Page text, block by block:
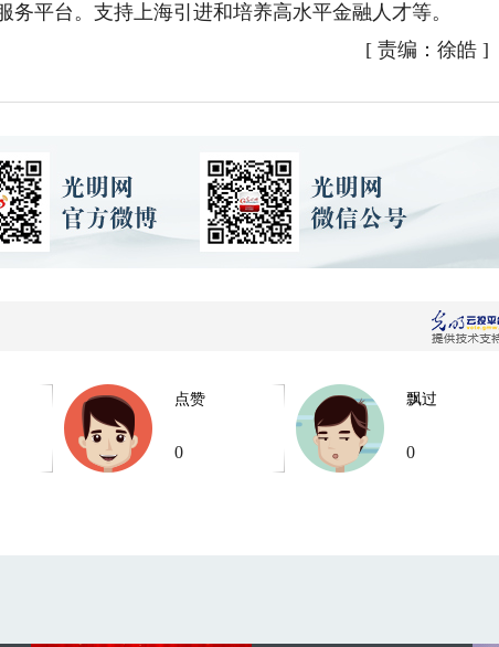
平台。支持上海引进和培养高水平金融人才等。
[ 责编：徐皓]
点赞
0
飘过
0